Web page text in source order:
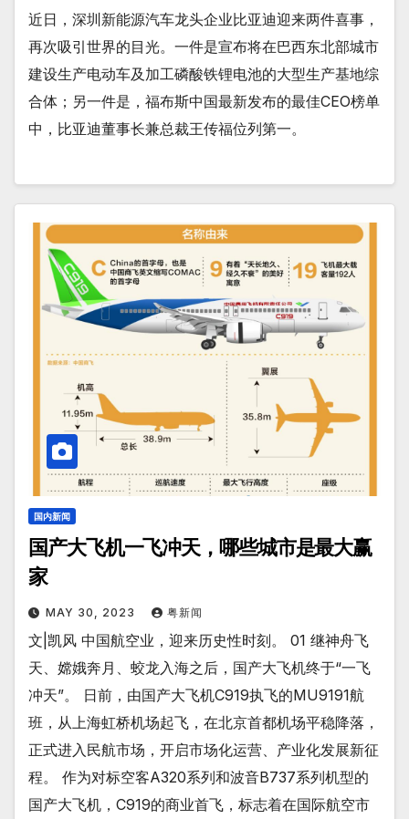
近日，深圳新能源汽车龙头企业比亚迪迎来两件喜事，
再次吸引世界的目光。一件是宣布将在巴西东北部城市
建设生产电动车及加工磷酸铁锂电池的大型生产基地综
合体；另一件是，福布斯中国最新发布的最佳CEO榜单
中，比亚迪董事长兼总裁王传福位列第一。
国内新闻
国产大飞机一飞冲天，哪些城市是最大赢
家
MAY 30, 2023 粤新闻
文|凯风 中国航空业，迎来历史性时刻。 01 继神舟飞
天、嫦娥奔月、蛟龙入海之后，国产大飞机终于“一飞
冲天”。 日前，由国产大飞机C919执飞的MU9191航
班，从上海虹桥机场起飞，在北京首都机场平稳降落，
正式进入民航市场，开启市场化运营、产业化发展新征
程。 作为对标空客A320系列和波音B737系列机型的
国产大飞机，C919的商业首飞，标志着在国际航空市